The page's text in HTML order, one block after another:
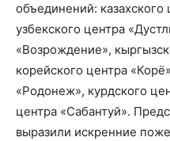
объединений: казахского
узбекского центра
«Возрождение»,
корейского центра
«Родонеж», курдского
центра «Сабантуй».
выразили искренние